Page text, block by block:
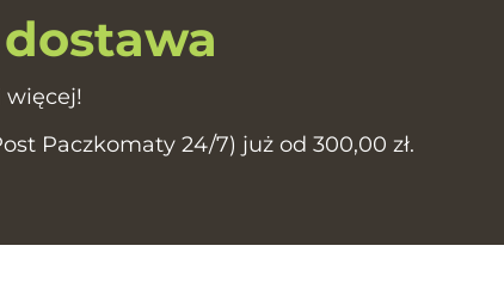
więcej!
Paczkomaty 24/7) już od 300,00 zł.